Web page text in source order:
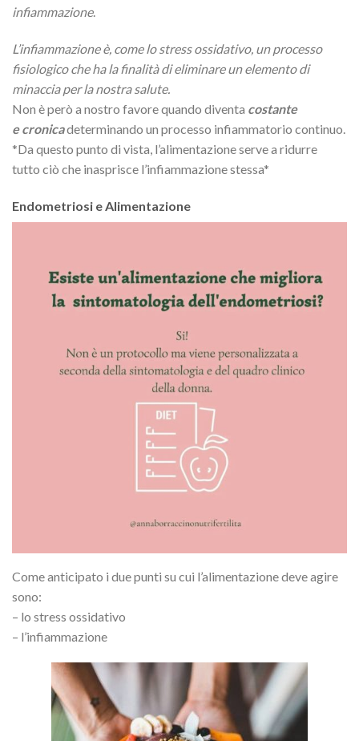
infiammazione.
L’infiammazione è, come lo stress ossidativo, un processo
fisiologico che ha la finalità di eliminare un elemento di
minaccia per la nostra salute.
Non è però a nostro favore quando diventa costante
e cronicadeterminando un processo infiammatorio continuo.
*Da questo punto di vista, l’alimentazione serve a ridurre
tutto ciò che inasprisce l’infiammazione stessa*
Endometriosi e Alimentazione
Come anticipato i due punti su cui l’alimentazione deve agire
sono:
– lo stress ossidativo
– l’infiammazione